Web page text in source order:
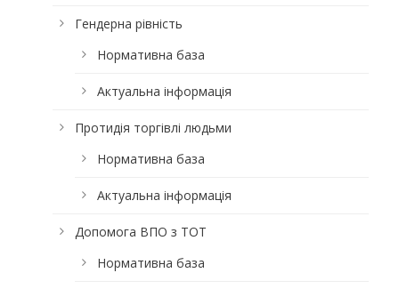
Гендерна рівність
Нормативна база
Актуальна інформація
Протидія торгівлі людьми
Нормативна база
Актуальна інформація
Допомога ВПО з ТОТ
Нормативна база